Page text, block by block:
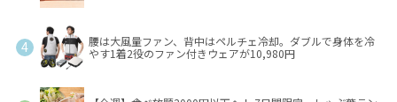
腰は大風量ファン、背中はペルチェ冷却。ダブルで身体を冷
やす1着2役のファン付きウェアが10,980円